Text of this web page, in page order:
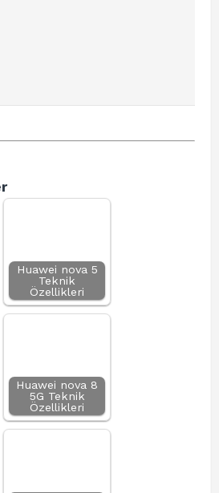
Huawei nova 5
Teknik
Özellikleri
Huawei nova 8
5G Teknik
Özellikleri